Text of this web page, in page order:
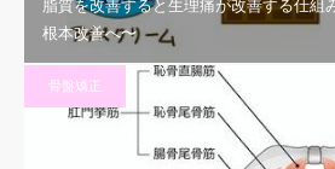
脂質を改善すると生理痛が改善する仕組
根本改善へ〜
骨盤矯正